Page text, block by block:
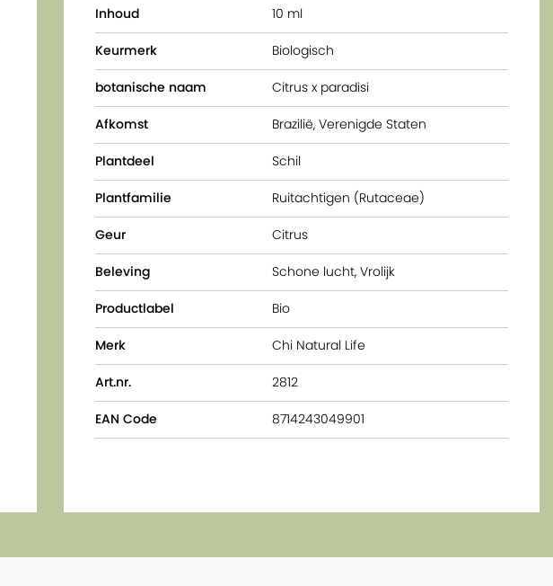
Inhoud 10 ml
Keurmerk Biologisch
botanische naam Citrus x paradisi
Afkomst Brazilië, Verenigde Staten
Plantdeel Schil
Plantfamilie Ruitachtigen (Rutaceae)
Geur Citrus
Beleving Schone lucht, Vrolijk
Productlabel Bio
Merk Chi Natural Life
Art.nr. 2812
EAN Code 8714243049901